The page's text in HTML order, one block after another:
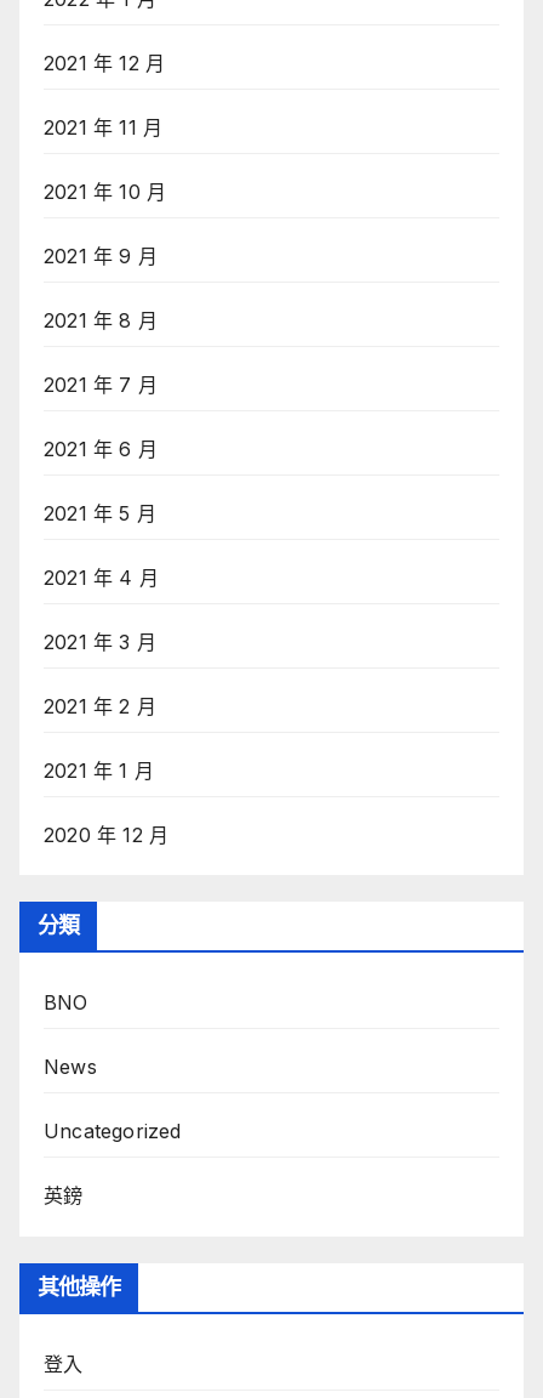
2021 年 12 月
2021 年 11 月
2021 年 10 月
2021 年 9 月
2021 年 8 月
2021 年 7 月
2021 年 6 月
2021 年 5 月
2021 年 4 月
2021 年 3 月
2021 年 2 月
2021 年 1 月
2020 年 12 月
分類
BNO
News
Uncategorized
英鎊
其他操作
登入